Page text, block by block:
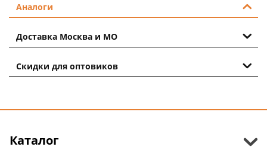
Аналоги
Доставка Москва и МО
Скидки для оптовиков
Каталог